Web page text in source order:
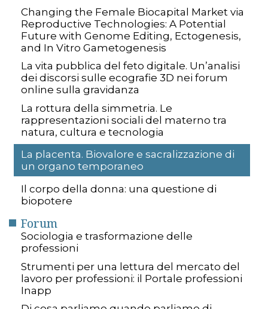
Changing the Female Biocapital Market via
Reproductive Technologies: A Potential
Future with Genome Editing, Ectogenesis,
and In Vitro Gametogenesis
La vita pubblica del feto digitale. Un’analisi
dei discorsi sulle ecografie 3D nei forum
online sulla gravidanza
La rottura della simmetria. Le
rappresentazioni sociali del materno tra
natura, cultura e tecnologia
La placenta. Biovalore e sacralizzazione di
un organo temporaneo
Il corpo della donna: una questione di
biopotere
Forum
Sociologia e trasformazione delle
professioni
Strumenti per una lettura del mercato del
lavoro per professioni: il Portale professioni
Inapp